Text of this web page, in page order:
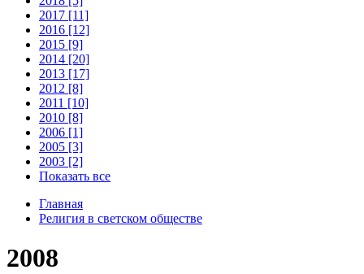
2017 [11]
2016 [12]
2015 [9]
2014 [20]
2013 [17]
2012 [8]
2011 [10]
2010 [8]
2006 [1]
2005 [3]
2003 [2]
Показать все
Главная
Религия в светском обществе
2008